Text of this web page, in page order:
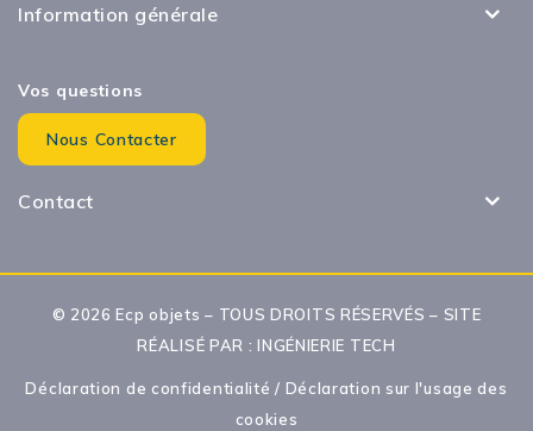
Information générale
Vos questions
Nous Contacter
Contact
© 2026 Ecp objets – TOUS DROITS RÉSERVÉS – SITE
RÉALISÉ PAR :INGÉNIERIE TECH
Déclaration de confidentialité / Déclaration sur l'usage des
cookies